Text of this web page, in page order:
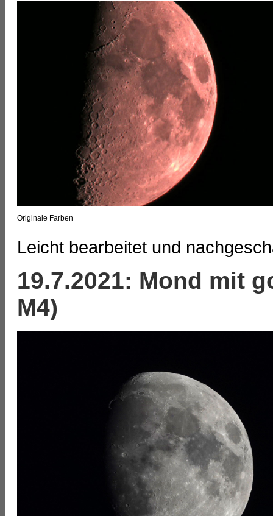
Originale Farben
Leicht bearbeitet und
19.7.2021: Mond mit
M4)